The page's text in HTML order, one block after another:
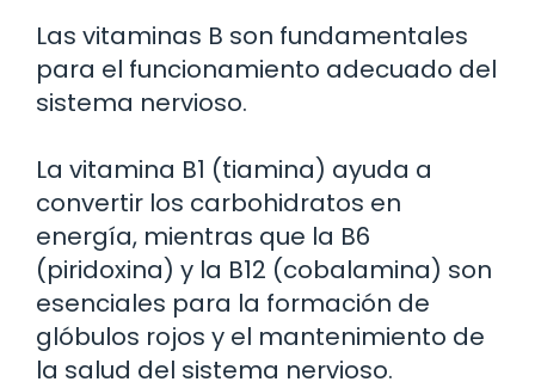
Las vitaminas B son fundamentales
para el funcionamiento adecuado del
sistema nervioso.
La vitamina B1 (tiamina) ayuda a
convertir los carbohidratos en
energía, mientras que la B6
(piridoxina) y la B12 (cobalamina) son
esenciales para la formación de
glóbulos rojos y el mantenimiento de
la salud del sistema nervioso.